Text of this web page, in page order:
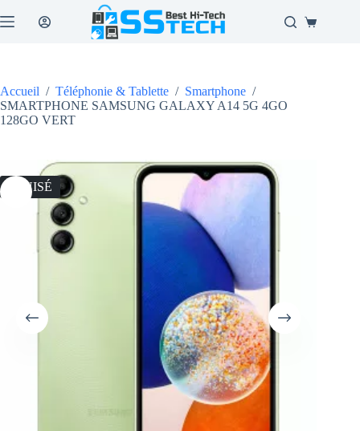
au
Panier
Accueil / Téléphonie & Tablette / Smartphone /
SMARTPHONE SAMSUNG GALAXY A14 5G 4GO
128GO VERT
ÉPUISÉ